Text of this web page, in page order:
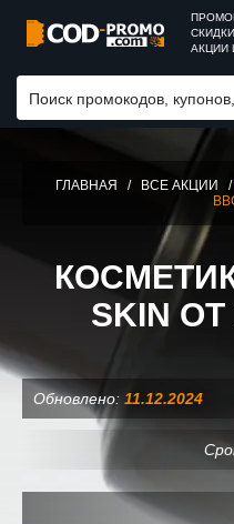
АКЦИИ
ГЛАВНАЯ / ВСЕ АКЦИИ /
SKIN ОТ
Обновлено: 11.12.2024